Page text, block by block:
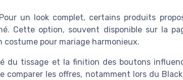
un look complet, certains produits
Cette option, souvent disponible sur la
costume pour mariage harmonieux.
du tissage et la finition des boutons
comparer les offres, notamment lors du